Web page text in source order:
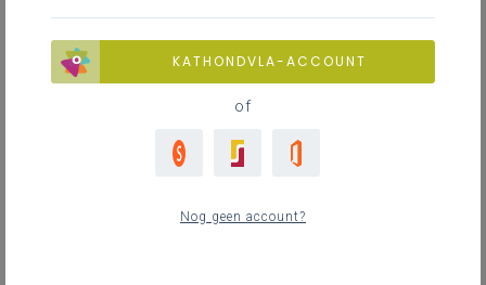
KATHONDVLA-ACCOUNT
of
Nog geen account?